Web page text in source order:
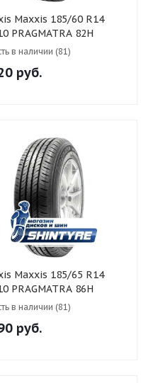
R14
PRAGMATRA 82H
в наличии (81)
руб.
R14
PRAGMATRA 86H
в наличии (81)
руб.